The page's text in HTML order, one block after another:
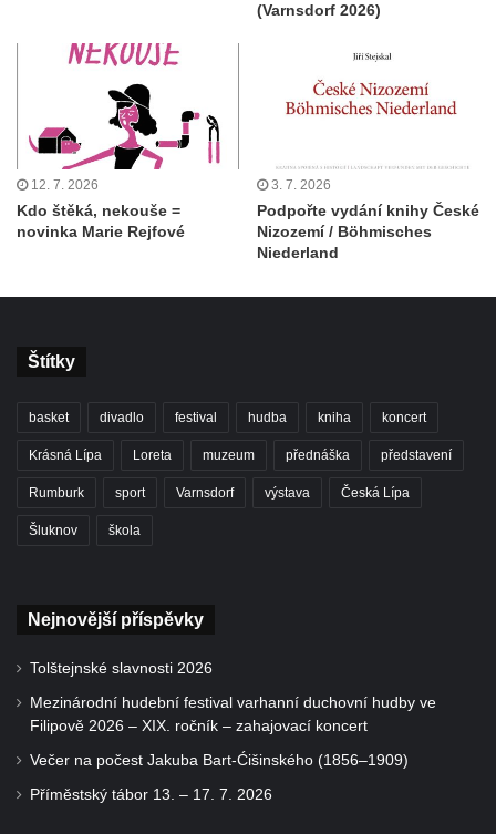
(Varnsdorf 2026)
12. 7. 2026
Kdo štěká, nekouše =
novinka Marie Rejfové
3. 7. 2026
Podpořte vydání knihy České
Nizozemí / Böhmisches
Niederland
Štítky
basket divadlo festival hudba kniha koncert
Krásná Lípa Loreta muzeum přednáška představení
Rumburk sport Varnsdorf výstava Česká Lípa
Šluknov škola
Nejnovější příspěvky
Tolštejnské slavnosti 2026
Mezinárodní hudební festival varhanní duchovní hudby ve
Filipově 2026 – XIX. ročník – zahajovací koncert
Večer na počest Jakuba Bart-Ćišinského (1856–1909)
Příměstský tábor 13. – 17. 7. 2026